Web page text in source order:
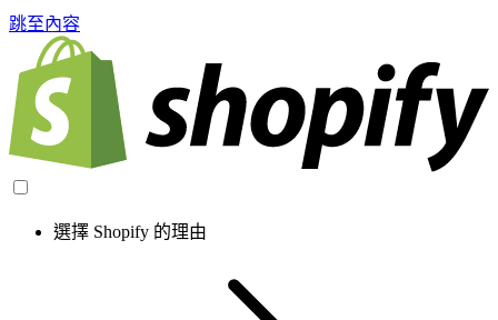
跳至內容
選擇 Shopify 的理由